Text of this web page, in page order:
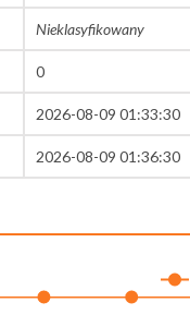
Nieklasyfikowany
0
2026-08-09 01:33:30
2026-08-09 01:36:30